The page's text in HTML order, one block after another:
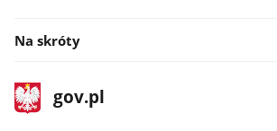
Na skróty
stopka
gov.plStrona
gov.pl